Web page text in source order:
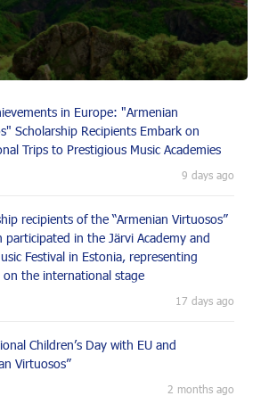
in Europe: "Armenian
Scholarship Recipients Embark on
Trips to Prestigious Music Academies
9 days ago
recipients of the “Armenian Virtuosos”
participated in the Järvi Academy and
Festival in Estonia, representing
on the international stage
17 days ago
Children’s Day with EU and
Virtuosos”
2 months ago